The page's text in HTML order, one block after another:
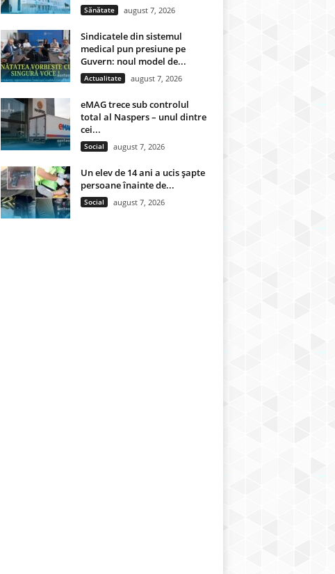
Sănătate august 7, 2026
Sindicatele din sistemul
medical pun presiune pe
Guvern: noul model de...
Actualitate august 7, 2026
eMAG trece sub controlul
total al Naspers – unul dintre
cei...
Social august 7, 2026
Un elev de 14 ani a ucis șapte
persoane înainte de...
Social august 7, 2026